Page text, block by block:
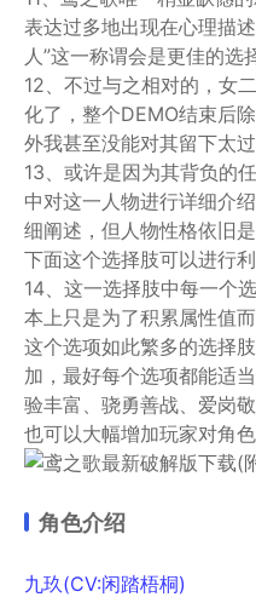
表达过多地出现在心理描
人”这一称谓会是更佳的选
12、不过与之相对的，女
化了，整个DEMO结束后
外我甚至没能对其留下太过
13、或许是因为其背负的
中对这一人物进行详细介
细阐述，但人物性格依旧
下面这个选择肢可以进行利
14、这一选择肢中每一个
本上只是为了积累属性值
这个选项如此繁多的选择
加，最好每个选项都能适
验丰富、骁勇善战、爱岗
也可以大幅增加玩家对角色
角色介绍
九玖(CV:闲踏梧桐)